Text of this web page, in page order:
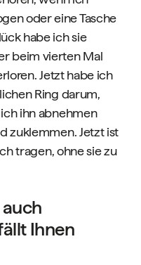
oder eine Tasche
habe ich sie
beim vierten Mal
Jetzt habe ich
Ring darum,
ihn abnehmen
zuklemmen. Jetzt ist
tragen, ohne sie zu
auch
Ihnen